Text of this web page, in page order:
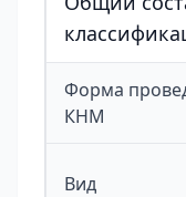
Форма
КНМ
Вид